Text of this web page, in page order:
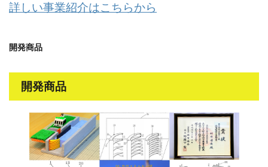
詳しい事業紹介はこちらから
開発商品
開発商品